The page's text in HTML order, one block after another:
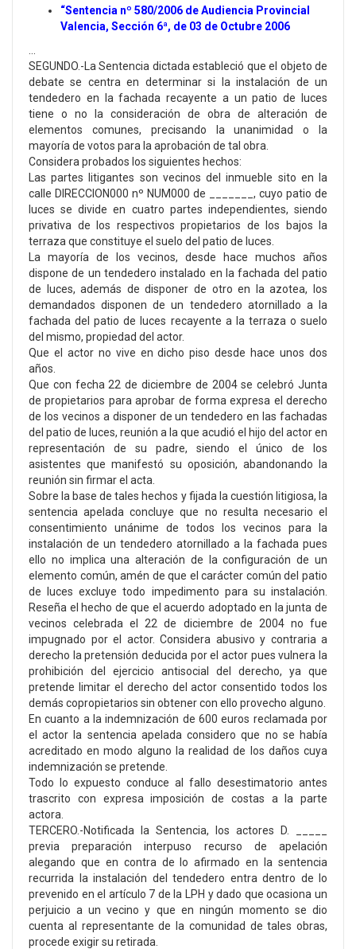
“Sentencia nº 580/2006 de Audiencia Provincial
Valencia, Sección 6ª, de 03 de Octubre 2006
SEGUNDO.-La Sentencia dictada estableció que el objeto de
debate se centra en determinar si la instalación de un
tendedero en la fachada recayente a un patio de luces
tiene o no la consideración de obra de alteración de
elementos comunes, precisando la unanimidad o la
mayoría de votos para la aprobación de tal obra.
Considera probados los siguientes hechos:
Las partes litigantes son vecinos del inmueble sito en la
calle DIRECCION000 nº NUM000 de _______, cuyo patio de
luces se divide en cuatro partes independientes, siendo
privativa de los respectivos propietarios de los bajos la
terraza que constituye el suelo del patio de luces.
La mayoría de los vecinos, desde hace muchos años
dispone de un tendedero instalado en la fachada del patio
de luces, además de disponer de otro en la azotea, los
demandados disponen de un tendedero atornillado a la
fachada del patio de luces recayente a la terraza o suelo
del mismo, propiedad del actor.
Que el actor no vive en dicho piso desde hace unos dos
años.
Que con fecha 22 de diciembre de 2004 se celebró Junta
de propietarios para aprobar de forma expresa el derecho
de los vecinos a disponer de un tendedero en las fachadas
del patio de luces, reunión a la que acudió el hijo del actor en
representación de su padre, siendo el único de los
asistentes que manifestó su oposición, abandonando la
reunión sin firmar el acta.
Sobre la base de tales hechos y fijada la cuestión litigiosa, la
sentencia apelada concluye que no resulta necesario el
consentimiento unánime de todos los vecinos para la
instalación de un tendedero atornillado a la fachada pues
ello no implica una alteración de la configuración de un
elemento común, amén de que el carácter común del patio
de luces excluye todo impedimento para su instalación.
Reseña el hecho de que el acuerdo adoptado en la junta de
vecinos celebrada el 22 de diciembre de 2004 no fue
impugnado por el actor. Considera abusivo y contraria a
derecho la pretensión deducida por el actor pues vulnera la
prohibición del ejercicio antisocial del derecho, ya que
pretende limitar el derecho del actor consentido todos los
demás copropietarios sin obtener con ello provecho alguno.
En cuanto a la indemnización de 600 euros reclamada por
el actor la sentencia apelada considero que no se había
acreditado en modo alguno la realidad de los daños cuya
indemnización se pretende.
Todo lo expuesto conduce al fallo desestimatorio antes
trascrito con expresa imposición de costas a la parte
actora.
TERCERO.-Notificada la Sentencia, los actores D. _____
previa preparación interpuso recurso de apelación
alegando que en contra de lo afirmado en la sentencia
recurrida la instalación del tendedero entra dentro de lo
prevenido en el artículo 7 de la LPH y dado que ocasiona un
perjuicio a un vecino y que en ningún momento se dio
cuenta al representante de la comunidad de tales obras,
procede exigir su retirada.